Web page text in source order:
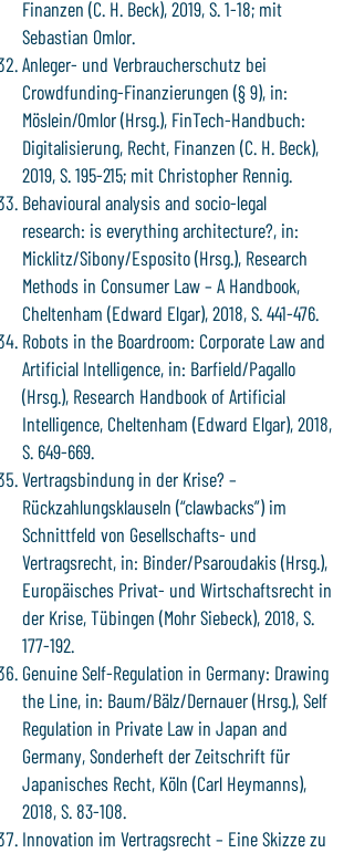
Finanzen (C. H. Beck), 2019, S. 1-18; mit
Sebastian Omlor.
Anleger- und Verbraucherschutz bei
Crowdfunding-Finanzierungen (§ 9), in:
Möslein/Omlor (Hrsg.), FinTech-Handbuch:
Digitalisierung, Recht, Finanzen (C. H. Beck),
2019, S. 195-215; mit Christopher Rennig.
Behavioural analysis and socio-legal
research: is everything architecture?, in:
Micklitz/Sibony/Esposito (Hrsg.), Research
Methods in Consumer Law – A Handbook,
Cheltenham (Edward Elgar), 2018, S. 441-476.
Robots in the Boardroom: Corporate Law and
Artificial Intelligence, in: Barfield/Pagallo
(Hrsg.), Research Handbook of Artificial
Intelligence, Cheltenham (Edward Elgar), 2018,
S. 649-669.
Vertragsbindung in der Krise? –
Rückzahlungsklauseln (“clawbacks”) im
Schnittfeld von Gesellschafts- und
Vertragsrecht, in: Binder/Psaroudakis (Hrsg.),
Europäisches Privat- und Wirtschaftsrecht in
der Krise, Tübingen (Mohr Siebeck), 2018, S.
177-192.
Genuine Self-Regulation in Germany: Drawing
the Line, in: Baum/Bälz/Dernauer (Hrsg.), Self
Regulation in Private Law in Japan and
Germany, Sonderheft der Zeitschrift für
Japanisches Recht, Köln (Carl Heymanns),
2018, S. 83-108.
Innovation im Vertragsrecht – Eine Skizze zu